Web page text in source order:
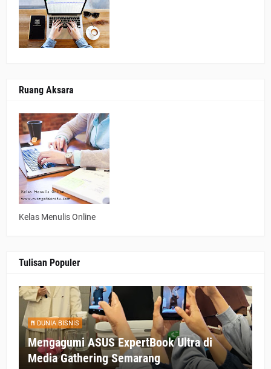
Ruang Aksara
Kelas Menulis Online
Tulisan Populer
DUNIA BISNIS
Mengagumi ASUS ExpertBook Ultra di
Media Gathering Semarang